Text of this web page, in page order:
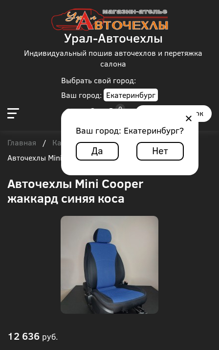
Выбрать свой город:
Ваш город: Екатеринбург
Ваш город: Екатеринбург?
Да Нет
Урал-Авточехлы
Индивидуальный пошив авточехлов и перетяжка
салона
Заказать звонок
Главная / Каталог чехлов / Mini Cooper /
Авточехлы Mini Cooper жаккард синяя коса
Авточехлы Mini Cooper
жаккард синяя коса
12 636 руб.